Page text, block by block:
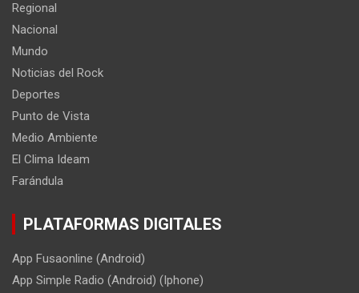
Regional
Nacional
Mundo
Noticias del Rock
Deportes
Punto de Vista
Medio Ambiente
El Clima Ideam
Farándula
PLATAFORMAS DIGITALES
App Fusaonline (Android)
App Simple Radio (Android) (Iphone)